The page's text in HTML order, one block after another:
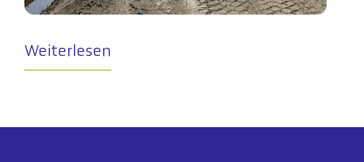
Weiterlesen